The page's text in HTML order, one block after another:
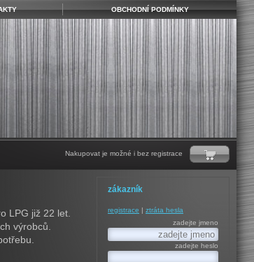
OBCHODNÍ PODMÍNKY
Nakupovat je možné i bez registrace
LPG již 22 let.
výrobců.
zákazník
registrace
ztráta hesla
zadejte jmeno
zadejte heslo